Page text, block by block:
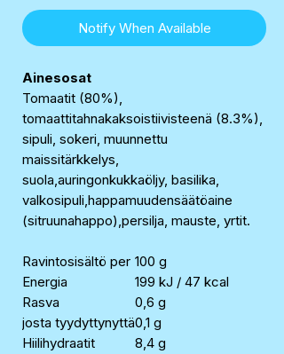
Notify When Available
Ainesosat
Tomaatit (80%),
tomaattitahnakaksoistiivisteenä (8.3%),
sipuli, sokeri, muunnettu
maissitärkkelys,
suola,auringonkukkaöljy, basilika,
valkosipuli,happamuudensäätöaine
(sitruunahappo),persilja, mauste, yrtit.
Ravintosisältö per 100 g
Energia
199 kJ / 47 kcal
Rasva
0,6 g
josta tyydyttynyttä0,1 g
Hiilihydraatit
8,4 g